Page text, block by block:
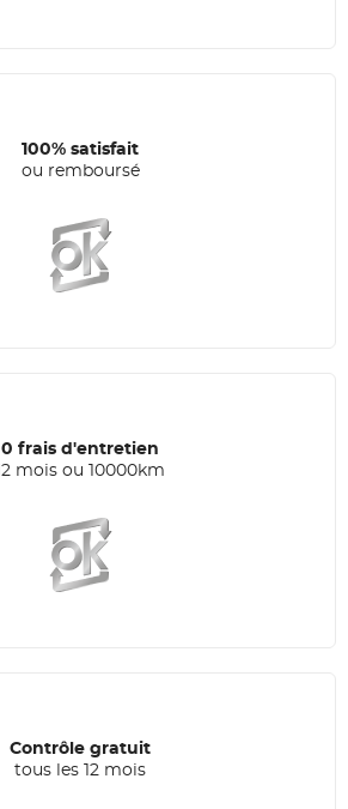
100% satisfait
ou remboursé
0 frais d'entretien
12 mois ou 10000km
Contrôle gratuit
tous les 12 mois